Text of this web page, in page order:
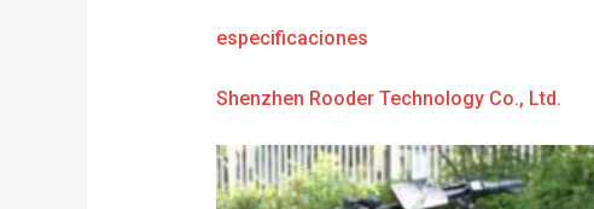
especificaciones
Shenzhen Rooder Technology Co., Ltd.